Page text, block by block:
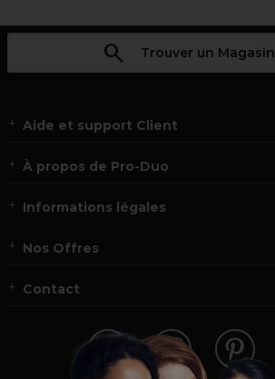
Trouver un Magasin
Aide et support Client
À propos de Pro-Duo
Informations légales
Nos Offres
Contact